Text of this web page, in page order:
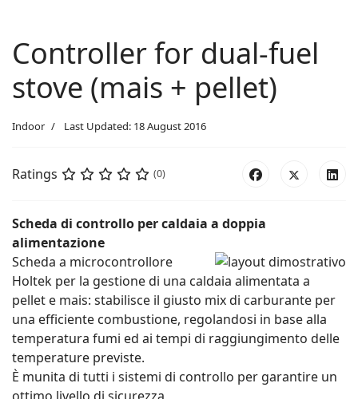
Controller for dual-fuel
stove (mais + pellet)
Indoor Last Updated: 18 August 2016
Ratings (0)
Scheda di controllo per caldaia a doppia
alimentazione
Scheda a microcontrollore
Holtek per la gestione di una caldaia alimentata a
pellet e mais: stabilisce il giusto mix di carburante per
una efficiente combustione, regolandosi in base alla
temperatura fumi ed ai tempi di raggiungimento delle
temperature previste.
È munita di tutti i sistemi di controllo per garantire un